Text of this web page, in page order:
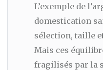
L’exemple de
domestication
sélection, taille
Mais ces
fragilisés par la